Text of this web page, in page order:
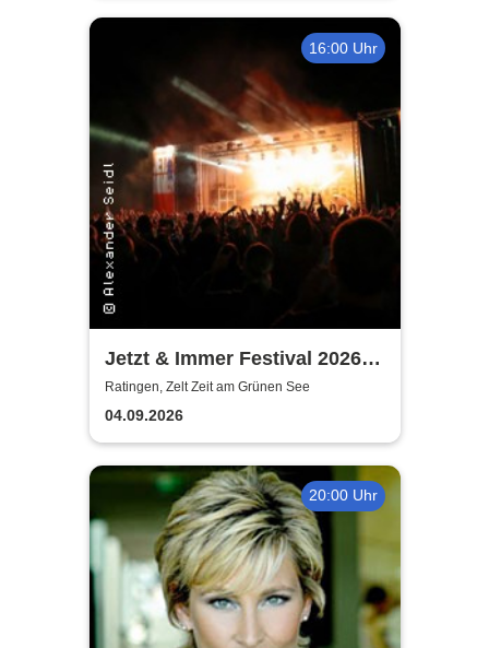
16:00 Uhr
Jetzt & Immer Festival 2026 -
Von Wegen Lisbeth, Blond,
Ritter Lean, Blumengarten,
Soffie, Jassin
Ratingen, Zelt Zeit am Grünen See
04.09.2026
20:00 Uhr